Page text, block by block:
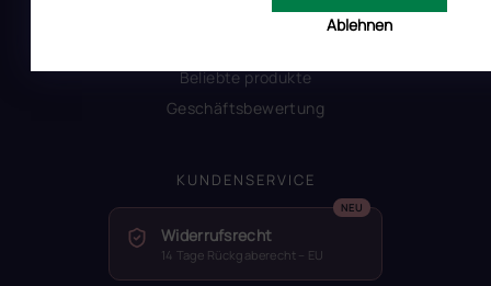
Ablehnen
RUSCONA und Nachhaltigkeit
Beliebte produkte
Geschäftsbewertung
KUNDENSERVICE
Widerrufsrecht
14 Tage Rückgaberecht – EU